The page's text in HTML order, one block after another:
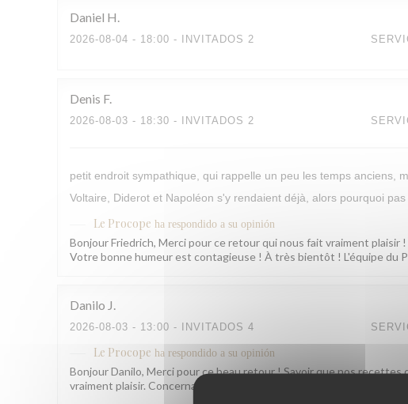
Daniel H
2026-08-04 - 18:00 - INVITADOS 2
Denis F
2026-08-03 - 18:30 - INVITADOS 2
petit endroit sympathique, qui rappelle un peu les temps anciens,
Voltaire, Diderot et Napoléon s'y rendaient déjà, alors pourquoi pas
Le Procope ha respondido a su opinión
Bonjour Friedrich, Merci pour ce retour qui nous fait vraiment
Votre bonne humeur est contagieuse ! À très bientôt ! L'équipe du
Danilo J
2026-08-03 - 13:00 - INVITADOS 4
Le Procope ha respondido a su opinión
Bonjour Danilo, Merci pour ce beau retour ! Savoir que nos
vraiment plaisir. Concernant l'accueil de notre serveuse, nous en